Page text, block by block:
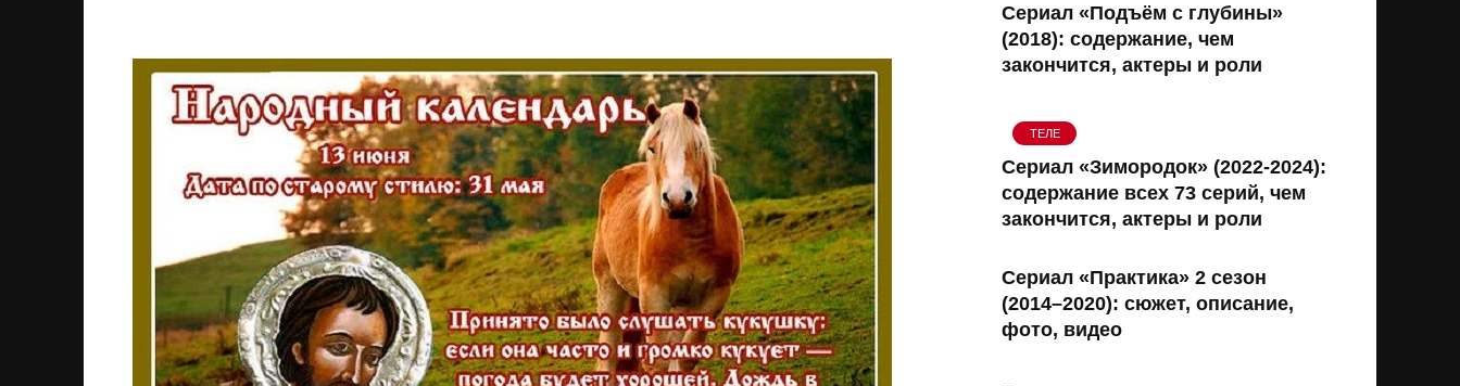
Сериал «Подъём с глубины»
(2018): содержание, чем
закончится, актеры и роли
ТЕЛЕ
Сериал «Зимородок» (2022-2024):
содержание всех 73 серий, чем
закончится, актеры и роли
Сериал «Практика» 2 сезон
(2014–2020): сюжет, описание,
фото, видео